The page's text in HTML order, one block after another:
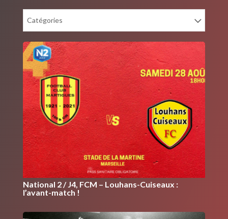
Catégories
National 2 / J4, FCM – Louhans-Cuiseaux :
l’avant-match !